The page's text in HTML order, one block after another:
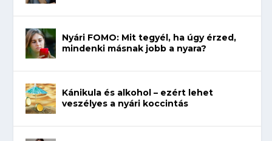
Nyári FOMO: Mit tegyél, ha úgy érzed,
mindenki másnak jobb a nyara?
Kánikula és alkohol – ezért lehet
veszélyes a nyári koccintás